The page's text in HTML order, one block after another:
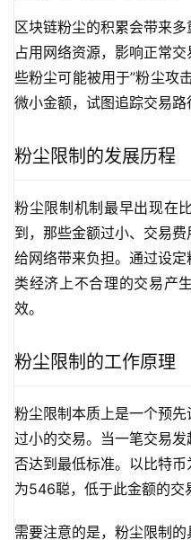
区块链粉尘的积累会带来
占用网络资源，影响正常
些粉尘可能被用于”粉尘攻
微小金额，试图追踪交易路
粉尘限制的发展历程
粉尘限制机制最早出现在
到，那些金额过小、交易
给网络带来负担。通过设
类经济上不合理的交易产
效。
粉尘限制的工作原理
粉尘限制本质上是一个预
过小的交易。当一笔交易
否达到最低标准。以比特
为546聪，低于此金额的交
需要注意的是，粉尘限制